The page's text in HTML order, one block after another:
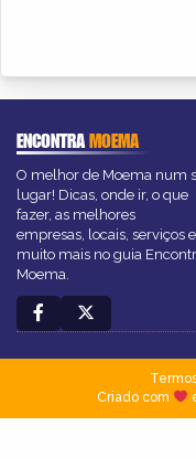
ENCONTRAMOEMA
O melhor de Moema num
lugar! Dicas, onde ir, o que
fazer, as melhores
empresas, locais, serviços e
muito mais no guia
Moema.
Criado com